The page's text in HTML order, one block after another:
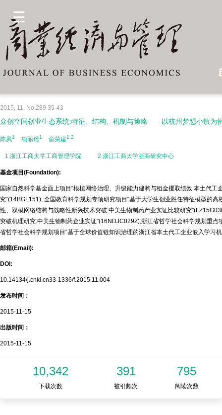
2015, 11, No.289 35-43
众创空间创业生态系统:特征、结构、机制与策略——以杭州梦想小镇为
陈夙1 项丽瑶1 俞荣建1,2
1.浙江工商大学工商管理学院 2.浙江工商大学浙商研究中心
基金项目(Foundation):
国家自然科学基金面上项目“根植网络治理、升级能力建构与租金攫取绩效:本土代
究”(14BGL151); 全国教育科学规划专项研究项目“基于大学生创业胜任特征模型的
性、双模网络结构与战略性新兴技术突破:中美生物制药产业实证比较研究
突破机理研究:中美生物制药企业实证”(16NDJC029Z);浙江省哲学社会科学规划重
省哲学社会科学规划项目“基于全球价值链知识治理的浙江省本土代工企业嵌入学习
邮箱(Email):
DOI:
10.14134/j.cnki.cn33-1336/f.2015.11.004
发布时间：
2015-11-15
出版时间：
2015-11-15
10,342 391 795
下载次数 被引频次 阅读次数